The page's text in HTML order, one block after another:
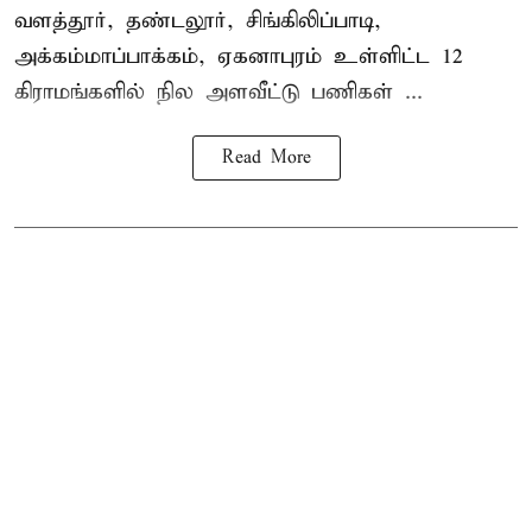
வளத்தூர், தண்டலூர், சிங்கிலிப்பாடி,
அக்கம்மாப்பாக்கம், ஏகனாபுரம் உள்ளிட்ட 12
கிராமங்களில் நில அளவீட்டு பணிகள் ...
Read More